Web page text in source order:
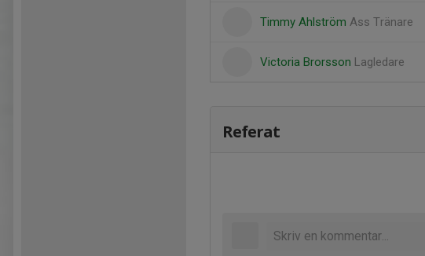
Timmy Ahlström Ass Tränare
Victoria Brorsson Lagledare
Referat